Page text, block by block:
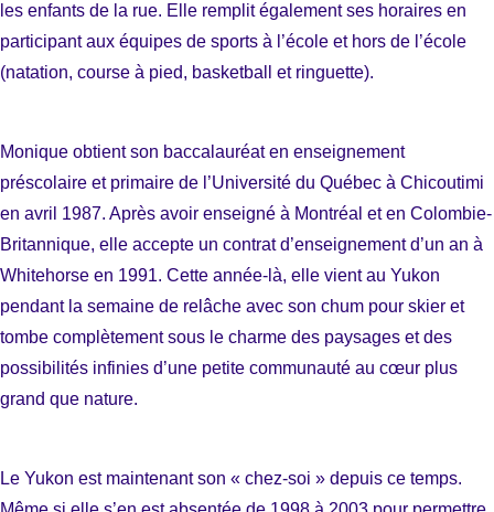
les enfants de la rue. Elle remplit également ses horaires en
participant aux équipes de sports à l’école et hors de l’école
(natation, course à pied, basketball et ringuette).
Monique obtient son baccalauréat en enseignement
préscolaire et primaire de l’Université du Québec à Chicoutimi
en avril 1987. Après avoir enseigné à Montréal et en Colombie-
Britannique, elle accepte un contrat d’enseignement d’un an à
Whitehorse en 1991. Cette année-là, elle vient au Yukon
pendant la semaine de relâche avec son chum pour skier et
tombe complètement sous le charme des paysages et des
possibilités infinies d’une petite communauté au cœur plus
grand que nature.
Le Yukon est maintenant son « chez-soi » depuis ce temps.